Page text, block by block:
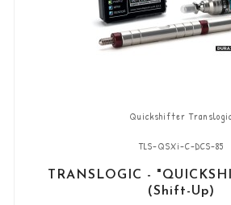
Quickshifter Translogic
TLS-QSXi-C-DCS-85
TRANSLOGIC -
(Shift-Up)